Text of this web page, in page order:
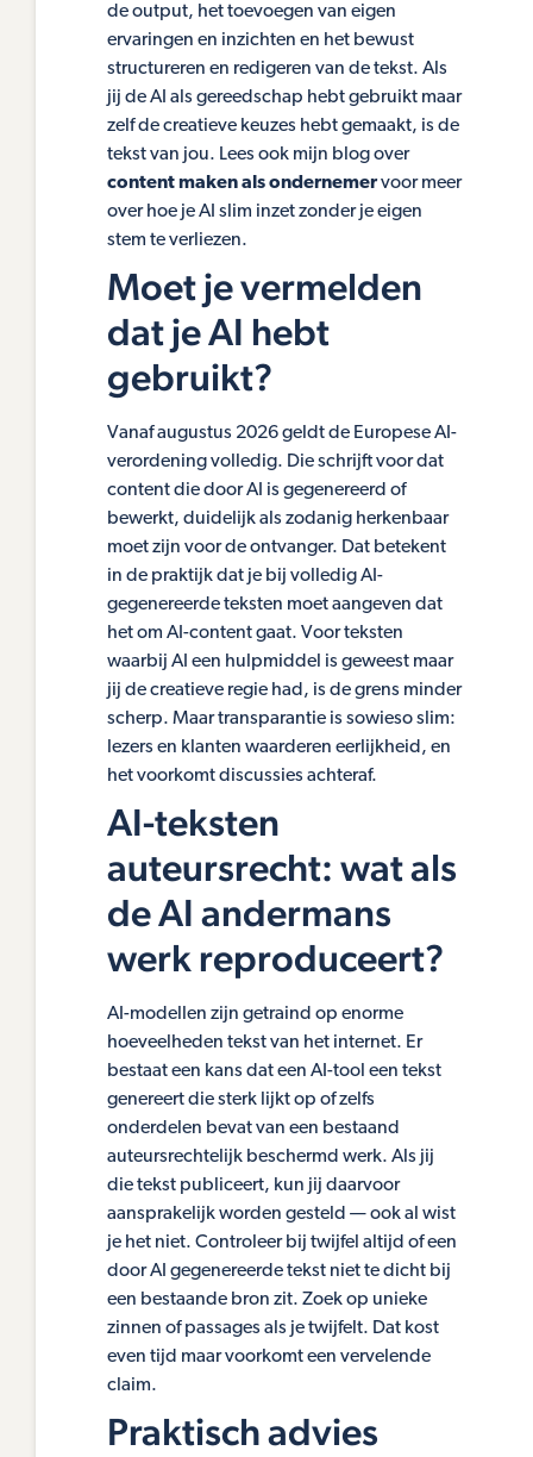
de output, het toevoegen van eigen
ervaringen en inzichten en het bewust
structureren en redigeren van de tekst. Als
jij de AI als gereedschap hebt gebruikt maar
zelf de creatieve keuzes hebt gemaakt, is de
tekst van jou. Lees ook mijn blog over
content maken als ondernemervoor meer
over hoe je AI slim inzet zonder je eigen
stem te verliezen.
Moet je vermelden
dat je AI hebt
gebruikt?
Vanaf augustus 2026 geldt de Europese AI-
verordening volledig. Die schrijft voor dat
content die door AI is gegenereerd of
bewerkt, duidelijk als zodanig herkenbaar
moet zijn voor de ontvanger. Dat betekent
in de praktijk dat je bij volledig AI-
gegenereerde teksten moet aangeven dat
het om AI-content gaat. Voor teksten
waarbij AI een hulpmiddel is geweest maar
jij de creatieve regie had, is de grens minder
scherp. Maar transparantie is sowieso slim:
lezers en klanten waarderen eerlijkheid, en
het voorkomt discussies achteraf.
AI-teksten
auteursrecht: wat als
de AI andermans
werk reproduceert?
AI-modellen zijn getraind op enorme
hoeveelheden tekst van het internet. Er
bestaat een kans dat een AI-tool een tekst
genereert die sterk lijkt op of zelfs
onderdelen bevat van een bestaand
auteursrechtelijk beschermd werk. Als jij
die tekst publiceert, kun jij daarvoor
aansprakelijk worden gesteld — ook al wist
je het niet. Controleer bij twijfel altijd of een
door AI gegenereerde tekst niet te dicht bij
een bestaande bron zit. Zoek op unieke
zinnen of passages als je twijfelt. Dat kost
even tijd maar voorkomt een vervelende
claim.
Praktisch advies